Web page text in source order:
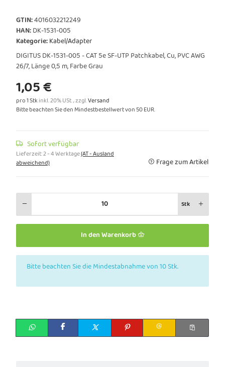
GTIN:4016032212249
HAN:DK-1531-005
Kategorie:Kabel/Adapter
DIGITUS DK-1531-005 - CAT 5e SF-UTP Patchkabel, Cu, PVC AWG
26/7, Länge 0,5 m, Farbe Grau
1,05 €
pro 1 Stkinkl. 20% USt. , zzgl.Versand
Bitte beachten Sie den Mindestbestellwert von 50 EUR.
Sofort verfügbar
Lieferzeit:2 - 4 Werktage(AT - Ausland
abweichend)
Frage zum Artikel
Stk
In den Warenkorb
x
Bitte beachten Sie die Mindestabnahme von 10 Stk.